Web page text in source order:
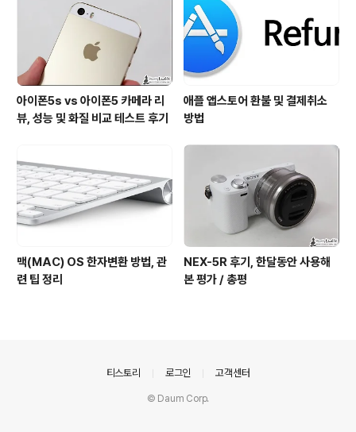
아이폰5s vs 아이폰5 카메라 리
뷰, 성능 및 화질 비교 테스트 후기
애플 앱스토어 환불 및 결제취소
방법
맥(MAC) OS 한자변환 방법, 관
련 팁 정리
NEX-5R 후기, 한달동안 사용해
본 평가 / 총평
티스토리 로그인 고객센터
© Daum Corp.